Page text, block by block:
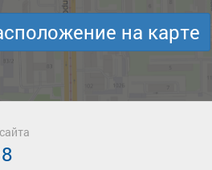
на карте